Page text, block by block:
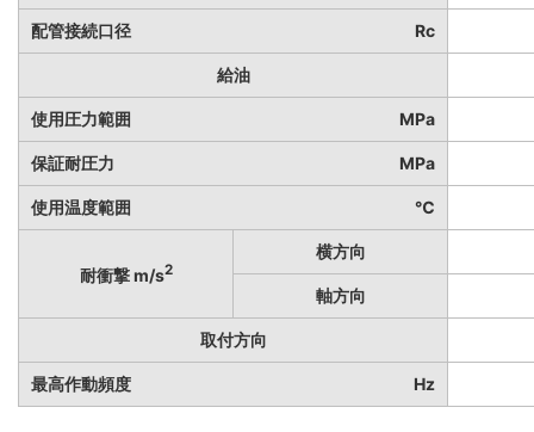
配管接続口径 Rc
給油
使用圧力範囲 MPa
保証耐圧力 MPa
使用温度範囲 ℃
耐衝撃 m/s2
横方向
軸方向
取付方向
最高作動頻度 Hz